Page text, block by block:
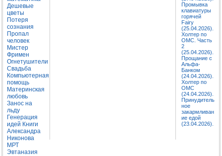
Дешевые
цветы
Потеря
сознания
Пропал
человек
Мистер
Фримен
Огнетушители
Свадьба
Компьютерная
помощь
Материнская
любовь
Занос на
льду
Генерация
идей Книги
Александра
Никонова
МРТ
Эвтаназия
Промывка
клавиатуры
горячей
Fairy
(25.04.2026).
Холтер по
ОМС. Часть
2
(25.04.2026).
Прощание с
Альфа-
Банком
(24.04.2026).
Холтер по
ОМС
(24.04.2026).
Принудитель
ное
закармливан
ие едой
(23.04.2026).